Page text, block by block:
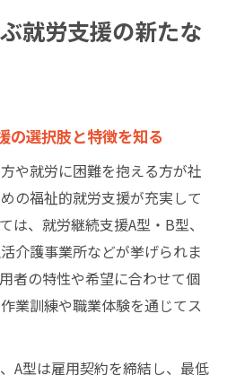
就労支援の新たな
の選択肢と特徴を知る
や就労に困難を抱える方が社
の福祉的就労支援が充実して
は、就労継続支援A型・B型、
介護事業所などが挙げられま
者の特性や希望に合わせて個
業訓練や職業体験を通じてス
A型は雇用契約を締結し、最低